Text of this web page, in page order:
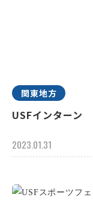
関東地方
USFインター
2023.01.31